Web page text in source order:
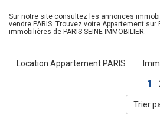
Sur notre site consultez les annonces
vendre PARIS. Trouvez votre Appartement sur
immobilières de PARIS SEINE IMMOBILIER.
Location Appartement PARIS
1
Trier